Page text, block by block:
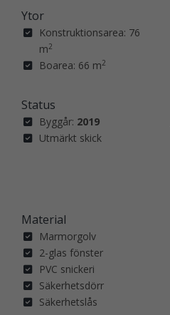
Ytor
Konstruktionsarea: 76
m2
Boarea: 66 m2
Status
Byggår: 2019
Utmärkt skick
Material
Marmorgolv
2-glas fönster
PVC snickeri
Säkerhetsdörr
Säkerhetslås